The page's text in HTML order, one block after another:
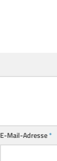
E-Mail-Adresse*